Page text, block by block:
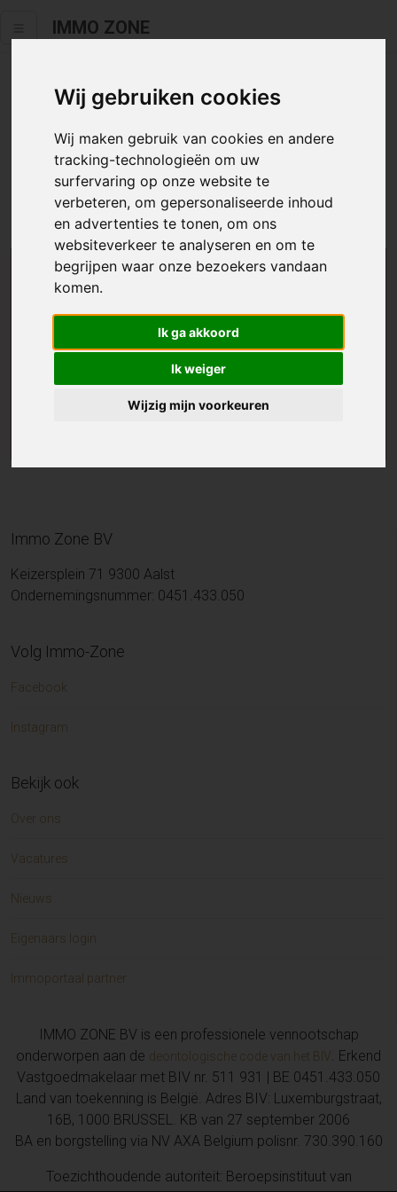
Wij gebruiken cookies
Wij maken gebruik van cookies en andere
tracking-technologieën om uw
surfervaring op onze website te
verbeteren, om gepersonaliseerde inhoud
en advertenties te tonen, om ons
websiteverkeer te analyseren en om te
begrijpen waar onze bezoekers vandaan
komen.
Ik ga akkoord
Ik weiger
Wijzig mijn voorkeuren
IMMO ZONE
Helaas staat dit zoekertje niet
meer online.
Neem zeker een kijkje in ons aanbod te koop
We helpen u graag zoeken
Maak hier een zoekprofiel aan en we houden u op
de hoogte van passend aanbod.
Immo Zone BV
Keizersplein 71 9300 Aalst
Ondernemingsnummer: 0451.433.050
Volg Immo-Zone
Facebook
Instagram
Bekijk ook
Over ons
Vacatures
Nieuws
Eigenaars login
Immoportaal partner
IMMO ZONE BV is een professionele vennootschap
onderworpen aan de deontologische code van het BIV. Erkend
Vastgoedmakelaar met BIV nr. 511 931 | BE 0451.433.050
Land van toekenning is België. Adres BIV: Luxemburgstraat,
16B, 1000 BRUSSEL. KB van 27 september 2006
BA en borgstelling via NV AXA Belgium polisnr. 730.390.160
Toezichthoudende autoriteit: Beroepsinstituut van